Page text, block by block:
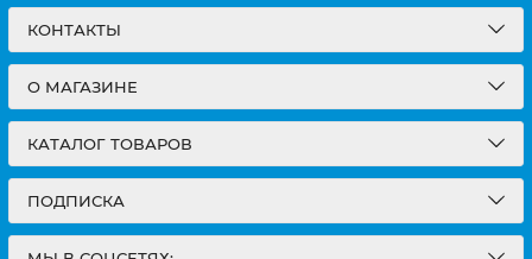
КОНТАКТЫ
О МАГАЗИНЕ
КАТАЛОГ ТОВАРОВ
ПОДПИСКА